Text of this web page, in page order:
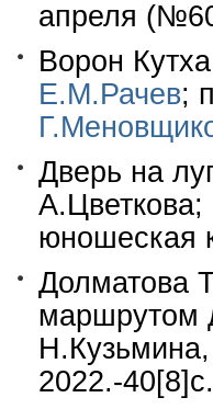
апреля
Ворон
Е.М.Рачев;
Дверь на
юношеская
Долматова
маршрутом
2022.-